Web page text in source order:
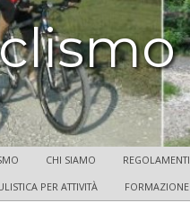
CHI SIAMO REGOLAMENTI
PER ATTIVITÀ
FORMAZIONE